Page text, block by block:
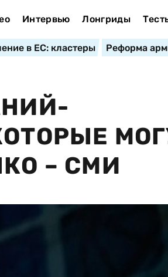
Интервью Лонгриды
в ЕС: кластеры Реформа
– СМИ